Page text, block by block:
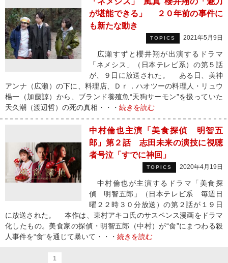
が堪能できる」 ２０年前の事件に
も新たな動き
TOPICS 2021年5月9日
広瀬すずと櫻井翔が出演するドラマ
「ネメシス」（日本テレビ系）の第５話
が、９日に放送された。 ある日、美神
アンナ（広瀬）の下に、料理店、Ｄｒ．ハオツーの料理人・リュウ
楊一（加藤諒）から、ブランド養殖魚“天狗サーモン”を扱っていた
天久潮（渡辺哲）の死の真相・・・ 続きを読む
中村倫也主演「美食探偵 明智五
郎」第２話 志田未来の演技に視聴
者号泣「すでに神回」
TOPICS 2020年4月19日
中村倫也が主演するドラマ「美食探
偵 明智五郎」（日本テレビ系 毎週日
曜２２時３０分放送）の第２話が１９日
に放送された。 本作は、東村アキコ氏のサスペンス漫画をドラマ
化したもの。美食家の探偵・明智五郎（中村）が“食”にまつわる殺
人事件を“食”を通じて暴いて・・・ 続きを読む
1